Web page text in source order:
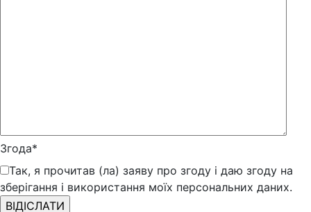
Згода*
Так, я прочитав (ла) заяву про згоду і даю згоду на
зберігання і використання моїх персональних даних.